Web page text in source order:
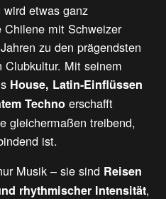
etwas ganz
Chilene mit Schweizer
zu den prägendsten
Clubkultur. Mit seinem
House, Latin-Einflüssen
Techno erschafft
gleichermaßen treibend,
ist.
Musik – sie sind Reisen
rhythmischer Intensität,